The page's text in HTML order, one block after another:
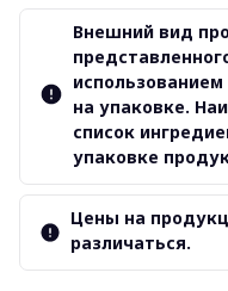
Внешний вид
на упаковке.
список
упаковке
Цены на
различаться.